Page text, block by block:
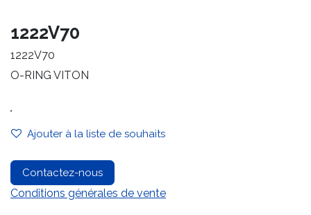
1222V70
1222V70
O-RING VITON
.
Ajouter à la liste de souhaits
Contactez-nous
Conditions générales de vente